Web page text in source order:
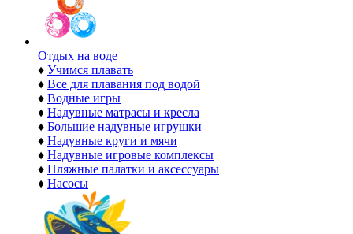
Отдых на воде
♦ Учимся плавать
♦ Все для плавания под водой
♦ Водные игры
♦ Надувные матрасы и кресла
♦ Большие надувные игрушки
♦ Надувные круги и мячи
♦ Надувные игровые комплексы
♦ Пляжные палатки и аксессуары
♦ Насосы